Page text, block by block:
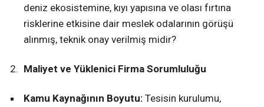
deniz ekosistemine, kıyı yapısına ve olası fırtına
risklerine etkisine dair meslek odalarının görüşü
alınmış, teknik onay verilmiş midir?
Maliyet ve Yüklenici Firma Sorumluluğu
Kamu Kaynağının Boyutu: Tesisin kurulumu,